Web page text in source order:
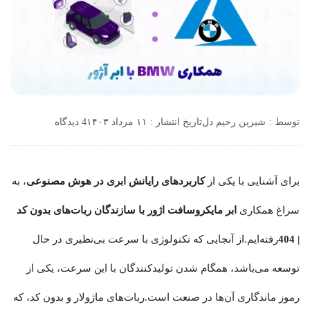
توسط : شیرین رحیم دلتاریخ انتشار : ۱۱ مرداد ۱۴۰۳ 4 دیدگاه
برای آشنایی با یکی ازکاربردهای رایانش ابری در هوش مصنوعی، به
سراغ همکاری ابر مایکروسافت اژور با سازندگان ربات‌های بدون کد
| 404 رفته‌ایم.از آنجایی که تکنولوژی با سرعت بی‌نظیری در حال
توسعه می‌باشد، همگام شدن تولیدکنندگان با این سرعت، یکی از
رموز ماندگاری آن‌ها در صنعت است.ربات‌های ماژولار و بدون کد، که